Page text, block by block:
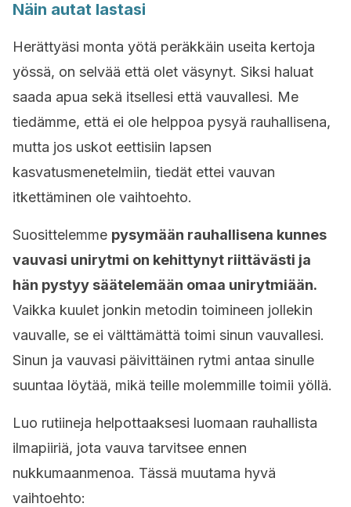
Näin autat lastasi
Herättyäsi monta yötä peräkkäin useita kertoja
yössä, on selvää että olet väsynyt. Siksi haluat
saada apua sekä itsellesi että vauvallesi. Me
tiedämme, että ei ole helppoa pysyä rauhallisena,
mutta jos uskot eettisiin lapsen
kasvatusmenetelmiin, tiedät ettei vauvan
itkettäminen ole vaihtoehto.
Suosittelemme pysymään rauhallisena kunnes
vauvasi unirytmi on kehittynyt riittävästi ja
hän pystyy säätelemään omaa unirytmiään.
Vaikka kuulet jonkin metodin toimineen jollekin
vauvalle, se ei välttämättä toimi sinun vauvallesi.
Sinun ja vauvasi päivittäinen rytmi antaa sinulle
suuntaa löytää, mikä teille molemmille toimii yöllä.
Luo rutiineja helpottaaksesi luomaan rauhallista
ilmapiiriä, jota vauva tarvitsee ennen
nukkumaanmenoa. Tässä muutama hyvä
vaihtoehto: